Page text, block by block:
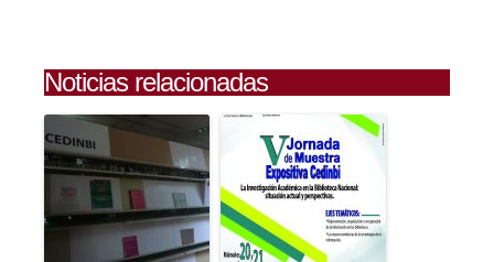
Noticias relacionadas